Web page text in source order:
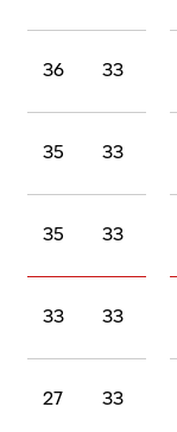
33
36
33
35
33
35
33
33
33
27